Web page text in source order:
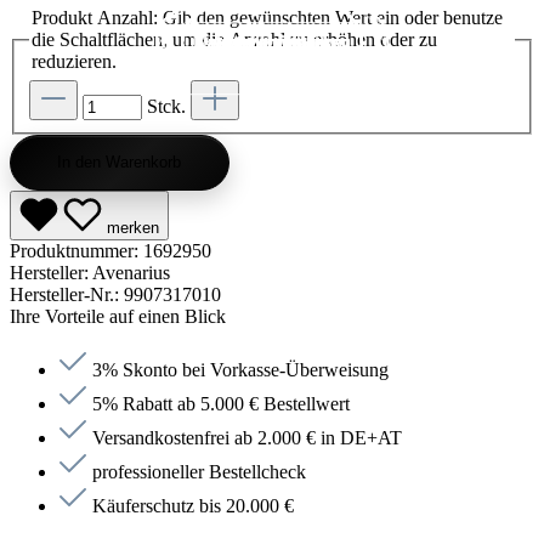
Produkt Anzahl: Gib den gewünschten Wert ein oder benutze
die Schaltflächen, um die Anzahl zu erhöhen oder zu
reduzieren.
Stck.
merken
Produktnummer: 1692950
Hersteller: Avenarius
Hersteller-Nr.: 9907317010
Ihre Vorteile auf einen Blick
3% Skonto bei Vorkasse-Überweisung
5% Rabatt ab 5.000 € Bestellwert
Versandkostenfrei ab 2.000 € in DE+AT
professioneller Bestellcheck
Käuferschutz bis 20.000 €
Jetzt shoppen
Jetzt shoppen
Jetzt anfragen
Jetzt anfragen
Jetzt shoppen
Jetzt anfragen
Jetzt shoppen
Jetzt shoppen
Jetzt shoppen
Jetzt shoppen
Jetzt shoppen
Jetzt anfragen
Jetzt anfragen
Jetzt shoppen
Jetzt anfragen
Jetzt anfragen
Jetzt shoppen
Jetzt shoppen
Jetzt shoppen
Kategorie endecken
Kategorie entdecken
Kategorie entdecken
Kategorie entdecken
Kategorie entdecken
Kategorie entdecken
Kategorie entdecken
Kategorie entdecken
Kategorie entdecken
Kategorie entdecken
Kategorie entdecken
Saunen entdecken